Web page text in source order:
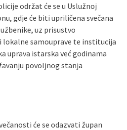
održat će se u Uslužnoj
gdje će biti upriličena svečana
uz prisustvo
lokalne samouprave te institucija
uprava istarska već godinama
povoljnog stanja
će se odazvati župan